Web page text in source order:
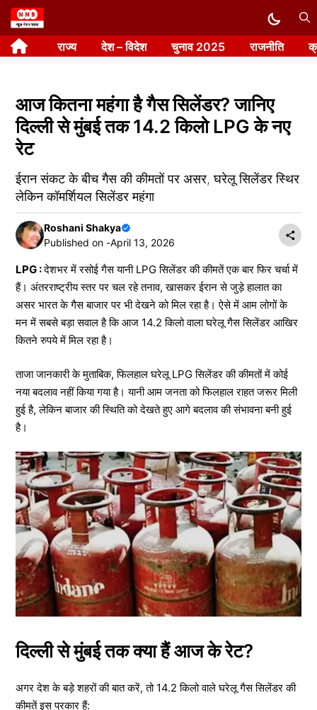
Skip
to
content राज्य देश – विदेश चुनाव 2025 राजनीति
आज कितना महंगा है गैस सिलेंडर? जानिए
दिल्ली से मुंबई तक 14.2 किलो LPG के नए
रेट
ईरान संकट के बीच गैस की कीमतों पर असर, घरेलू सिलेंडर स्थिर
लेकिन कॉमर्शियल सिलेंडर महंगा
Roshani Shakya
Published on -April 13, 2026
LPG :देशभर में रसोई गैस यानी LPG सिलेंडर की कीमतें एक बार फिर चर्चा में
हैं। अंतरराष्ट्रीय स्तर पर चल रहे तनाव, खासकर ईरान से जुड़े हालात का
असर भारत के गैस बाजार पर भी देखने को मिल रहा है। ऐसे में आम लोगों के
मन में सबसे बड़ा सवाल है कि आज 14.2 किलो वाला घरेलू गैस सिलेंडर आखिर
कितने रुपये में मिल रहा है।
ताजा जानकारी के मुताबिक, फिलहाल घरेलू LPG सिलेंडर की कीमतों में कोई
नया बदलाव नहीं किया गया है। यानी आम जनता को फिलहाल राहत जरूर मिली
हुई है, लेकिन बाजार की स्थिति को देखते हुए आगे बदलाव की संभावना बनी हुई
है।
दिल्ली से मुंबई तक क्या हैं आज के रेट?
अगर देश के बड़े शहरों की बात करें, तो 14.2 किलो वाले घरेलू गैस सिलेंडर की
कीमतें इस प्रकार हैं: